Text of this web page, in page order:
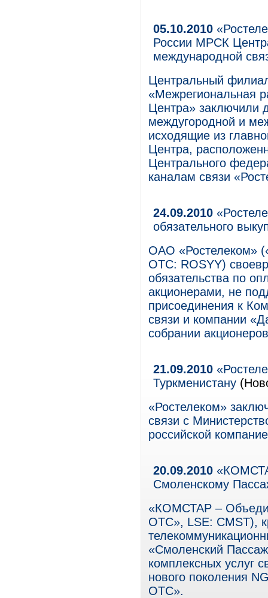
05.10.2010
России МРСК
международной
Центральный
«Межрегиональная
Центра» заключили
междугородной и
исходящие из
Центра,
Центрального
каналам связи
24.09.2010
обязательного
ОАО «Ростелеком»
OTC: ROSYY)
обязательства по
акционерами, не
присоединения к
связи и компании
собрании
21.09.2010
Туркменистану
«Ростелеком»
связи с
российской
20.09.2010
Смоленскому
«КОМСТАР –
ОТС», LSE: CMST),
«Смоленский
комплексных услуг
нового поколения
ОТС».